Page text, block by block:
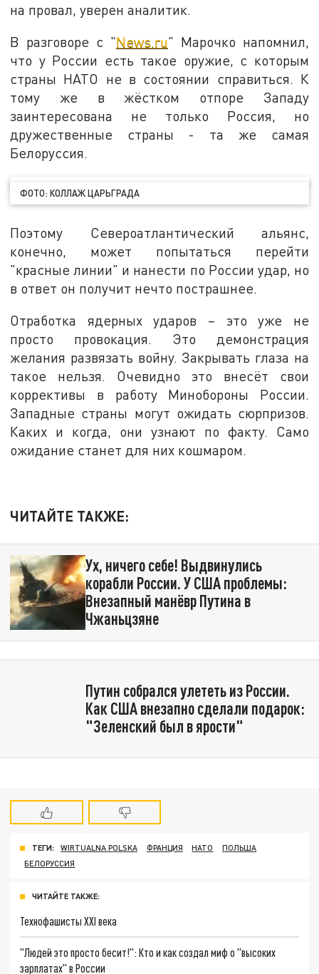
на провал, уверен аналитик.
В разговоре с "News.ru" Марочко напомнил,
что у России есть такое оружие, с которым
страны НАТО не в состоянии справиться. К
тому же в жёстком отпоре Западу
заинтересована не только Россия, но
дружественные страны - та же самая
Белоруссия.
ФОТО: КОЛЛАЖ ЦАРЬГРАДА
Поэтому Североатлантический альянс,
конечно, может попытаться перейти
"красные линии" и нанести по России удар, но
в ответ он получит нечто пострашнее.
Отработка ядерных ударов – это уже не
просто провокация. Это демонстрация
желания развязать войну. Закрывать глаза на
такое нельзя. Очевидно это внесёт свои
коррективы в работу Минобороны России.
Западные страны могут ожидать сюрпризов.
Каких и когда, они узнают по факту. Само
ожидание станет для них кошмаром.
ЧИТАЙТЕ ТАКЖЕ:
Ух, ничего себе! Выдвинулись
корабли России. У США проблемы:
Внезапный манёвр Путина в
Чжаньцзяне
Путин собрался улететь из России.
Как США внезапно сделали подарок:
"Зеленский был в ярости"
ТЕГИ: WIRTUALNA POLSKA ФРАНЦИЯ НАТО
ПОЛЬША
БЕЛОРУССИЯ
ЧИТАЙТЕ ТАКЖЕ:
Технофашисты XXI века
"Людей это просто бесит!": Кто и как создал миф о "высоких
зарплатах" в России